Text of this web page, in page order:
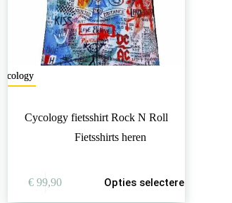
Cycology
Cycology fietsshirt Rock N Roll
Fietsshirts heren
€ 99,90 Opties selecteren
product